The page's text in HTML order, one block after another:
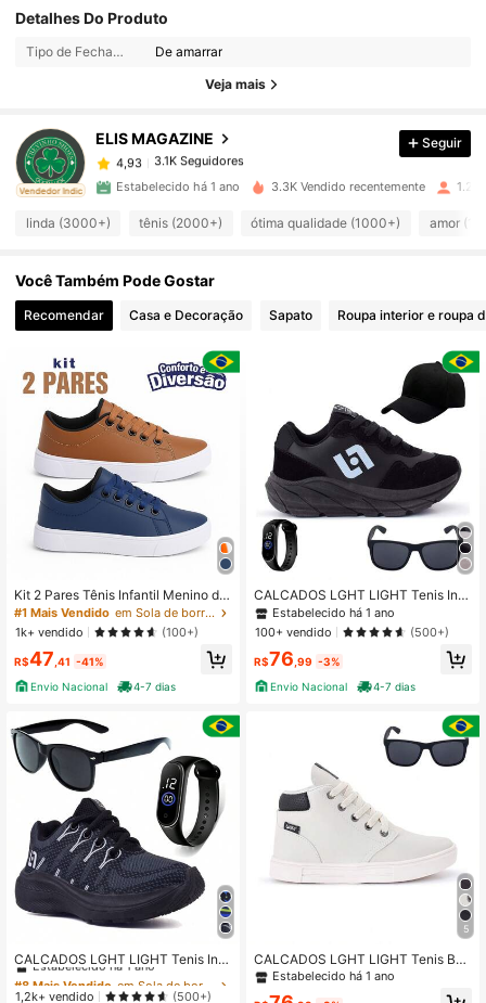
Detalhes Do Produto
Tipo de Fechamento: De amarrar
Veja mais
Vendedor Indicado
ELIS MAGAZINE
4,93 3.1K Seguidores
3.1K Seguidores
4,93
3.1K Seguidores
a***m pago1 dia atrás
4,93 3.1K Seguidores
4,93
4,93 3.1K Seguidores
3.1K Seguidores
4,93 3.1K Seguidores
4,93 3.1K Seguidores
Seguir
Estabelecido há 1 ano 3.3K Vendido recentemente 1.2K
linda (3000+) tênis (2000+) ótima qualidade (1000+) amor
Você Também Pode Gostar
Recomendar Casa e Decoração Sapato Roupa interior e roupa
Kit 2 Pares Tênis Infantil Menino do
26 ao 35 Versátil Colegial para o Di
a a Dia com Estilo Pronta Entrega
#1 Mais Vendido
em Sola de borracha antiderrapante Apartamentos in
1k+ vendido
(100+)
R$47 ,41 -41%
Envio Nacional
4-7 dias
CALCADOS LGHT LIGHT Tenis Infa
ntil Masculino Escolar Casual Para
Meninos + Óculos e Relógio
Estabelecido há 1 ano
#8 Mais Vendido
Estabelecido há 1 ano
#8 Mais Vendido
Estabelecido há 1 ano
1,2k+ vendido (500+)
CALCADOS LGHT LIGHT Tenis Infa
ntil Meninos Jogger Escolar Casual
Camurça + Bone Oculos Relogio
Estabelecido há 1 ano
100+ vendido
(500+)
R$76 ,99 -3%
Envio Nacional
4-7 dias
5
CALCADOS LGHT LIGHT Tenis Boti
nha Infantil Meninos Casual Cano A
Estabelecido há 1 ano